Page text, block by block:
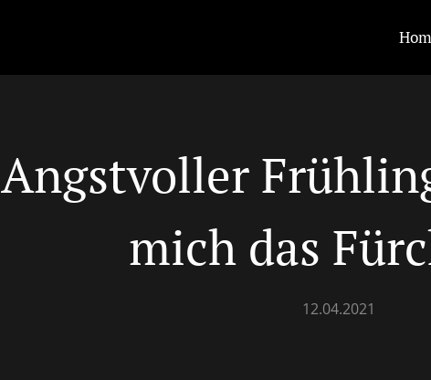
Angstvoller
mich das
12.04.2021